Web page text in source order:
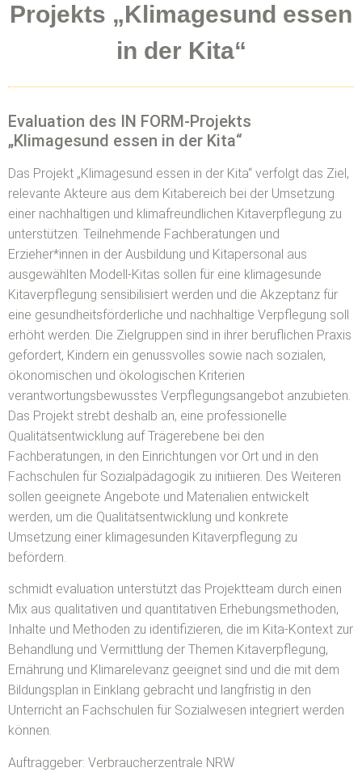
Projekts „Klimagesund essen
in der Kita“
Evaluation des IN FORM-Projekts
„Klimagesund essen in der Kita“
Das Projekt „Klimagesund essen in der Kita“ verfolgt das Ziel,
relevante Akteure aus dem Kitabereich bei der Umsetzung
einer nachhaltigen und klimafreundlichen Kitaverpflegung zu
unterstützen. Teilnehmende Fachberatungen und
Erzieher*innen in der Ausbildung und Kitapersonal aus
ausgewählten Modell-Kitas sollen für eine klimagesunde
Kitaverpflegung sensibilisiert werden und die Akzeptanz für
eine gesundheitsförderliche und nachhaltige Verpflegung soll
erhöht werden. Die Zielgruppen sind in ihrer beruflichen Praxis
gefordert, Kindern ein genussvolles sowie nach sozialen,
ökonomischen und ökologischen Kriterien
verantwortungsbewusstes Verpflegungsangebot anzubieten.
Das Projekt strebt deshalb an, eine professionelle
Qualitätsentwicklung auf Trägerebene bei den
Fachberatungen, in den Einrichtungen vor Ort und in den
Fachschulen für Sozialpädagogik zu initiieren. Des Weiteren
sollen geeignete Angebote und Materialien entwickelt
werden, um die Qualitätsentwicklung und konkrete
Umsetzung einer klimagesunden Kitaverpflegung zu
befördern.
schmidt evaluation unterstützt das Projektteam durch einen
Mix aus qualitativen und quantitativen Erhebungsmethoden,
Inhalte und Methoden zu identifizieren, die im Kita-Kontext zur
Behandlung und Vermittlung der Themen Kitaverpflegung,
Ernährung und Klimarelevanz geeignet sind und die mit dem
Bildungsplan in Einklang gebracht und langfristig in den
Unterricht an Fachschulen für Sozialwesen integriert werden
können.
Auftraggeber: Verbraucherzentrale NRW